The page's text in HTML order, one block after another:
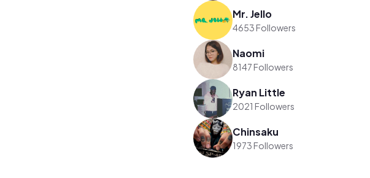
Mr. Jello
4653 Followers
Naomi
8147 Followers
Ryan Little
2021 Followers
Chinsaku
1973 Followers